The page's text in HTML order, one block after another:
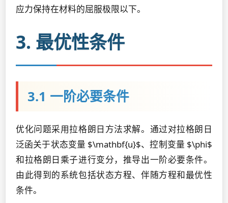
应力保持在材料的屈服极限以下。
3. 最优性条件
3.1 一阶必要条件
优化问题采用拉格朗日方法求解。通过对拉格朗日
泛函关于状态变量 $\mathbf{u}$、控制变量 $\phi$
和拉格朗日乘子进行变分，推导出一阶必要条件。
由此得到的系统包括状态方程、伴随方程和最优性
条件。